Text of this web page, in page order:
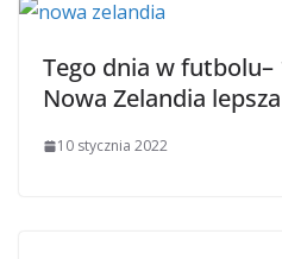
Tego dnia w futbolu–
Nowa Zelandia
10 stycznia 2022